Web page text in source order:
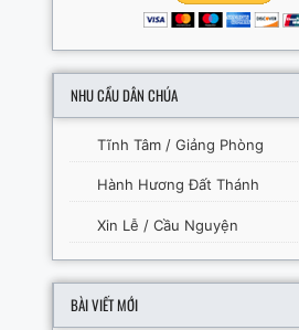
NHU CẦU DÂN CHÚA
Tĩnh Tâm / Giảng Phòng
Hành Hương Đất Thánh
Xin Lễ / Cầu Nguyện
BÀI VIẾT MỚI